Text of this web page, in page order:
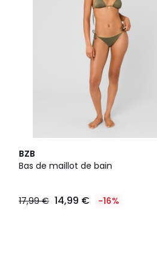
BZB
Bas de maillot de bain
17,99 € 14,99 € -16%